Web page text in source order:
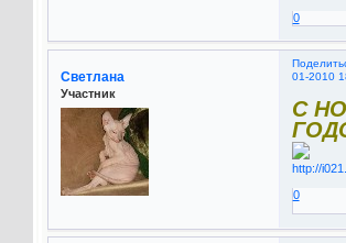
0
01-2010
Светлана
Участник
С
0